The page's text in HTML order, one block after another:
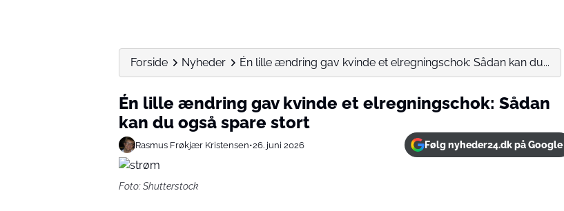
Forside Nyheder Én lille ændring gav kvinde et elregningschok: Sådan kan du...
Én lille ændring gav kvinde et elregningschok: Sådan
kan du også spare stort
Rasmus Frøkjær Kristensen•26. juni 2026 Følg nyheder24.dk på Google
Foto: Shutterstock